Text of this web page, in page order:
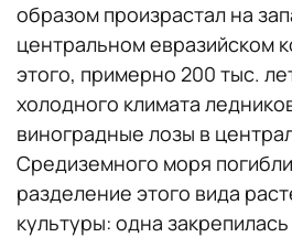
образом произрастал на
центральном евразийском
этого, примерно 200 тыс.
холодного климата
виноградные лозы в
Средиземного моря
разделение этого вида
культуры: одна